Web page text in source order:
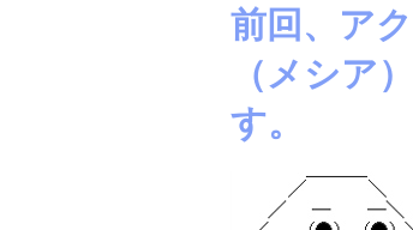
前回、ア
（メシア
す。